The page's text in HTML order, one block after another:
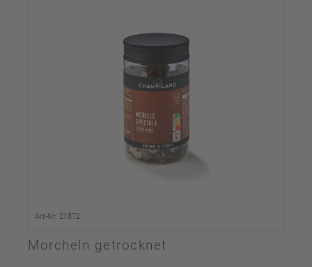
Art-Nr. 21872
Morcheln getrocknet